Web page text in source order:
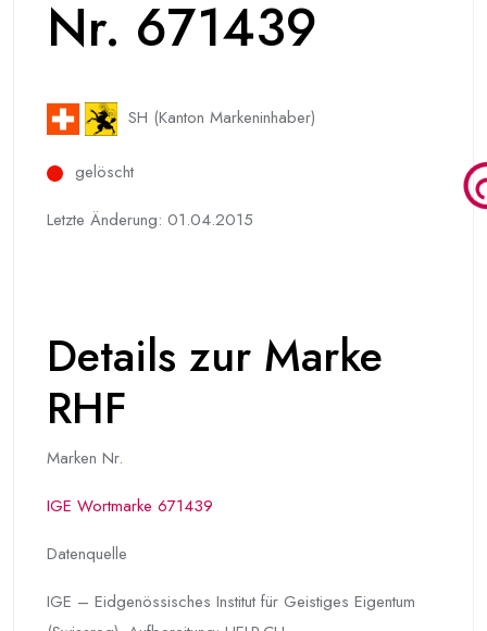
Nr. 671439
SH (Kanton Markeninhaber)
gelöscht
Letzte Änderung: 01.04.2015
Details zur Marke
RHF
Marken Nr.
IGE Wortmarke 671439
Datenquelle
IGE – Eidgenössisches Institut für Geistiges Eigentum